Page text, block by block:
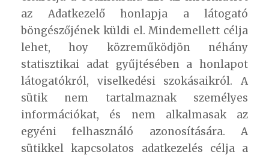
az Adatkezelő honlapja a látogató
böngészőjének küldi el. Mindemellett célja
lehet, hoy közreműködjön néhány
statisztikai adat gyűjtésében a honlapot
látogatókról, viselkedési szokásaikról. A
sütik nem tartalmaznak személyes
információkat, és nem alkalmasak az
egyéni felhasználó azonosítására. A
sütikkel kapcsolatos adatkezelés célja a